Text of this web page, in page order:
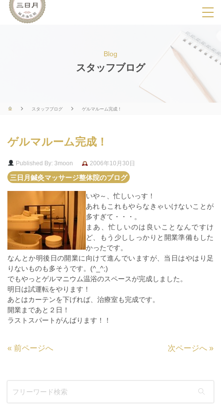
SPメニ
ー
展
用
ボ
Blog
スタッフブログ
スタッフブログ ゲルマルーム完成！
ゲルマルーム完成！
Published By: 3moon
2006年10月30日
三日月鍼灸マッサージ整体院のブログ
いや～、忙しいっす！
あれもこれもやらなきゃいけないことが
多すぎて・・・。
まあ、忙しいのは良いことなんですけ
ど、もう少ししっかりと開業準備もした
かったです。
なんとか明後日の開業に向けて進んでいますが、当日はやはり足
りないものも多そうです。(^_^;)
でもやっとゲルマニウム温浴のスペースが完成しました。
明日は試運転をやります！
あとはカーテンを下げれば、治療室も完成です。
開業まであと２日！
ラストスパートがんばります！！
« 前ページへ 次ページへ »